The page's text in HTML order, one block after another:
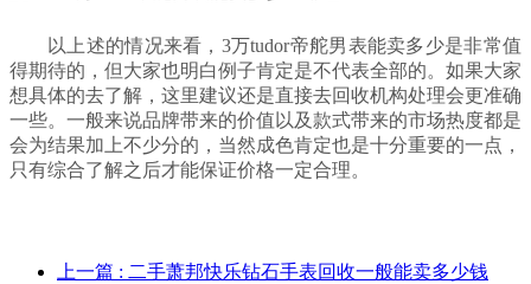
以上述的情况来看，3万tudor帝舵男表能卖多少是非常值
得期待的，但大家也明白例子肯定是不代表全部的。如果大家
想具体的去了解，这里建议还是直接去回收机构处理会更准确
一些。一般来说品牌带来的价值以及款式带来的市场热度都是
会为结果加上不少分的，当然成色肯定也是十分重要的一点，
只有综合了解之后才能保证价格一定合理。
上一篇 : 二手萧邦快乐钻石手表回收一般能卖多少钱